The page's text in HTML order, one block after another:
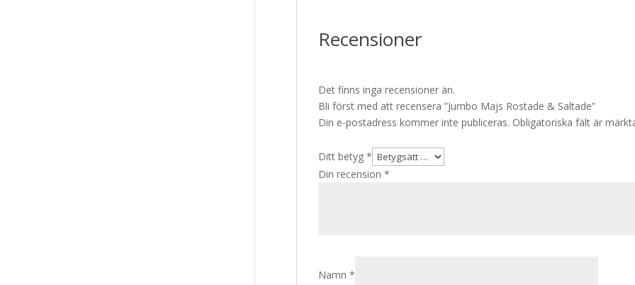
Recensioner
Det finns inga recensioner än.
Bli först med att recensera ”Jumbo Majs Rostade & Saltade”
Din e-postadress kommer inte publiceras. Obligatoriska fält är
Ditt betyg *
Din recension *
Namn *